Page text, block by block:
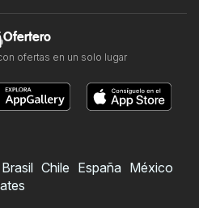
Ofertero
ofertas en un solo lugar
Brasil Chile España México